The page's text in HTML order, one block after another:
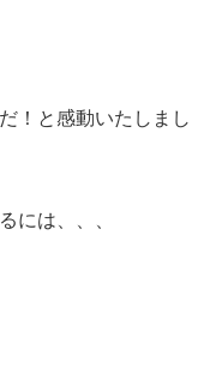
！と感動いたしまし
には、、、